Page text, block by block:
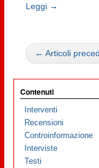
Leggi →
← Articoli
Contenuti
Interventi
Recensioni
Controinformazione
Interviste
Testi